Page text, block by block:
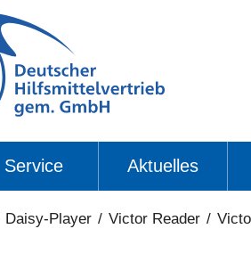
Service Aktuelles
Daisy-Player / Victor Reader /